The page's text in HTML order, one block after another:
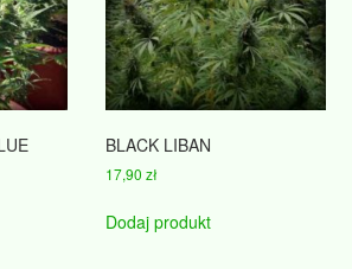
BLACK LIBAN
17,90zł
Dodaj produkt